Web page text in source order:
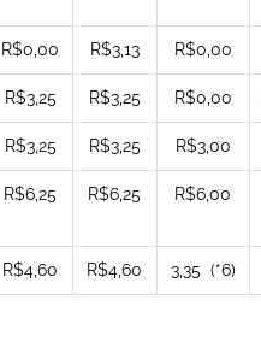
R$0,00 R$3,13 R$0,00
R$3,25 R$3,25 R$0,00
R$3,25 R$3,25 R$3,00
R$6,25 R$6,25 R$6,00
R$4,60 R$4,60 3,35 (*6)